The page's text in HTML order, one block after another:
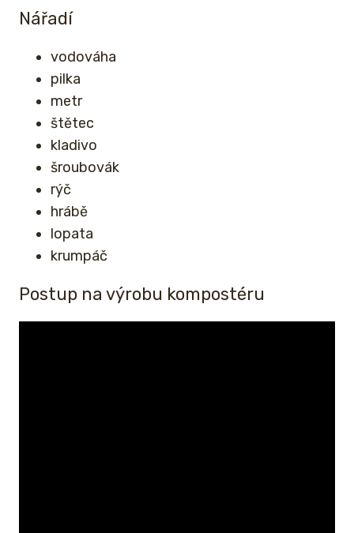
Nářadí
vodováha
pilka
metr
štětec
kladivo
šroubovák
rýč
hrábě
lopata
krumpáč
Postup na výrobu kompostéru